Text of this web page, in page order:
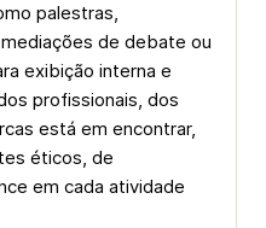
palestras,
de debate ou
exibição interna e
profissionais, dos
está em encontrar,
éticos, de
em cada atividade